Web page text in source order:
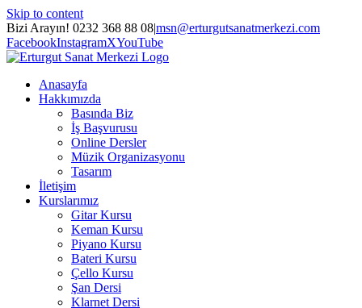
Skip to content
Bizi Arayın! 0232 368 88 08|msn@erturgutsanatmerkezi.com
FacebookInstagramXYouTube
Anasayfa
Hakkımızda
Basında Biz
İş Başvurusu
Online Dersler
Müzik Organizasyonu
Tasarım
İletişim
Kurslarımız
Gitar Kursu
Keman Kursu
Piyano Kursu
Bateri Kursu
Çello Kursu
Şan Dersi
Klarnet Dersi